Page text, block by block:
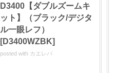
D3400【ダブルズームキ
ット】（ブラック/デジタ
ル一眼レフ）
[D3400WZBK]
posted with カエレバ